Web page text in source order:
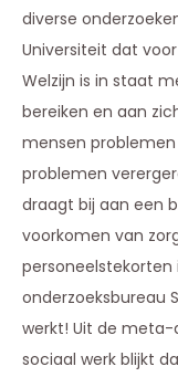
diverse
Universiteit dat voor
Welzijn is in staat
bereiken en aan
mensen
problemen
draagt bij aan een
voorkomen van
onderzoeksbureau
werkt! Uit de meta-
sociaal werk blijkt